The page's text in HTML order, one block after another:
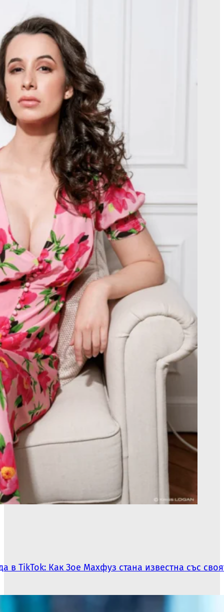
в TikTok: Как Зое Махфуз стана известна със